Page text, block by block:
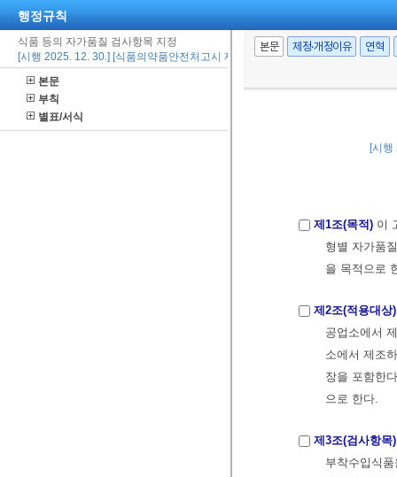
행정규칙
식품 등의 자가품질 검사항목 지정
[시행 2025. 12. 30.] [식품의약품안전처고시 제2025-94호, 2025. 12. 30., 일부개
본문
부칙
별표/서식
본문 제정·개정이유 연혁
[시
제1조(목적) 이
형별 자가품
을 목적으로
제2조(적용대상)
공업소에서
소에서 제조
장을 포함한
으로 한다.
제3조(검사항목)
부착수입식